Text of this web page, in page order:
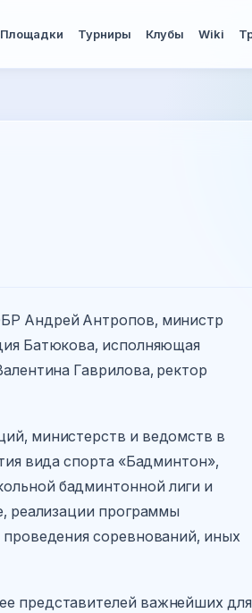
Площадки Турниры Клубы Wiki
Андрей Антропов, министр
Батюкова, исполняющая
Гаврилова, ректор
министерств и ведомств в
вида спорта «Бадминтон»,
бадминтонной лиги и
реализации программы
соревнований, иных
представителей важнейших для